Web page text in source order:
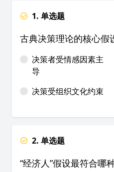
1. 单选题
古典决策理论的核心假
决策者受情感因素主
导
决策受组织文化约束
2. 单选题
“经济人”假设最符合哪